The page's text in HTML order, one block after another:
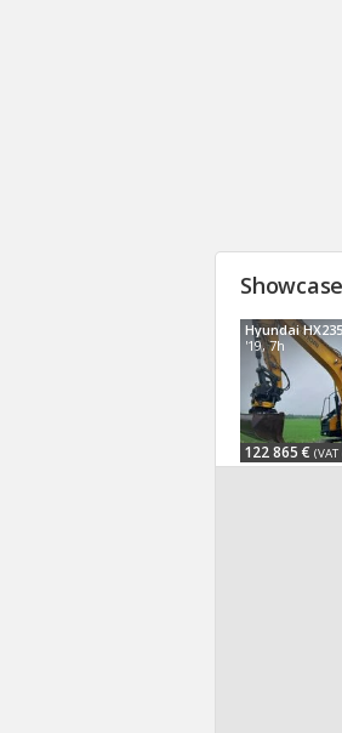
Showcase
'19, 7h
122 865 €